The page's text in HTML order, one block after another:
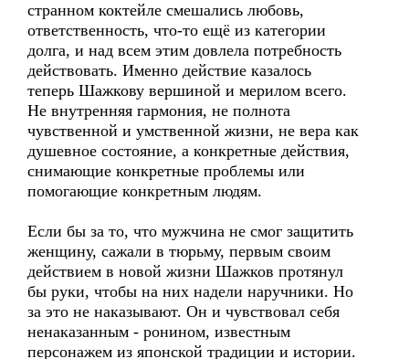
странном коктейле смешались любовь,
ответственность, что-то ещё из категории
долга, и над всем этим довлела потребность
действовать. Именно действие казалось
теперь Шажкову вершиной и мерилом всего.
Не внутренняя гармония, не полнота
чувственной и умственной жизни, не вера как
душевное состояние, а конкретные действия,
снимающие конкретные проблемы или
помогающие конкретным людям.
Если бы за то, что мужчина не смог защитить
женщину, сажали в тюрьму, первым своим
действием в новой жизни Шажков протянул
бы руки, чтобы на них надели наручники. Но
за это не наказывают. Он и чувствовал себя
ненаказанным - ронином, известным
персонажем из японской традиции и истории.